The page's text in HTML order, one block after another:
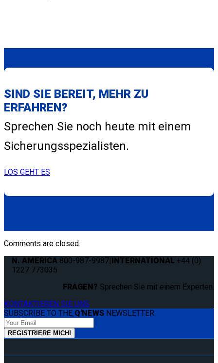
SIND SIE BEREIT, MEHR ZU
ERFAHREN?
Sprechen Sie noch heute mit einem
Sicherungsspezialisten.
LOS GEHT ES
Comments are closed.
N. AMERICA 800-987-9987|INTERNATIONAL +44 (0)
1227 773035
FRAGEN? Sprechen Sie mit einem Experten.
KONTAKTIEREN SIE UNS
SUBSCRIBE TO THE Q'NEWS NEWSLETTER: